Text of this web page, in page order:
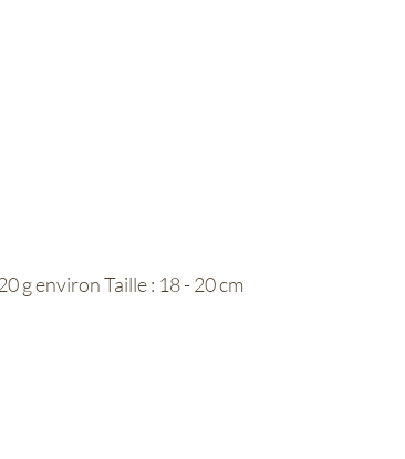
g environ Taille : 18 - 20 cm